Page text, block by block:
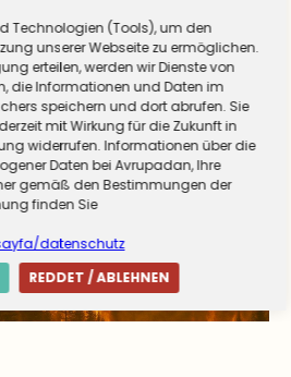
hazırlanıyor! Sivil
Technologien (Tools), um den
unserer Webseite zu ermöglichen.
erteilen, werden wir Dienste von
die Informationen und Daten im
speichern und dort abrufen. Sie
mit Wirkung für die Zukunft in
widerrufen. Informationen über die
Daten bei Avrupadan, Ihre
gemäß den Bestimmungen der
finden Sie
datenschutz
REDDET / ABLEHNEN